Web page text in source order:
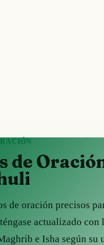
de
de oración precisos
actualizado con
e Isha según su